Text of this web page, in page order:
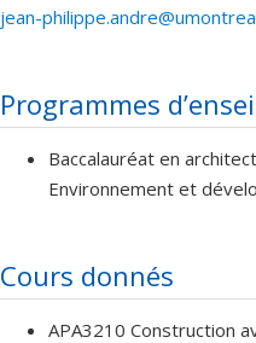
jean-
Programmes
Baccalauréat en
Environnement et
Cours donnés
APA3210 Construction